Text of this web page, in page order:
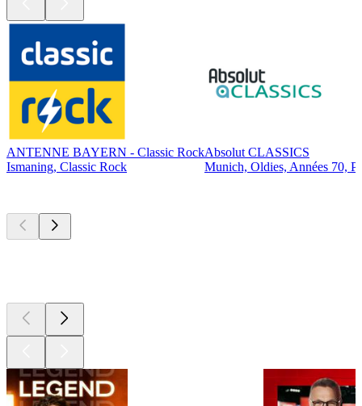
ANTENNE BAYERN - Classic Rock
Ismaning, Classic Rock
Absolut CLASSICS
Munich, Oldies, Années 70,